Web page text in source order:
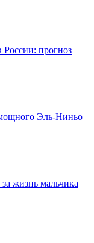
прогноз
Эль-Ниньо
жизнь мальчика